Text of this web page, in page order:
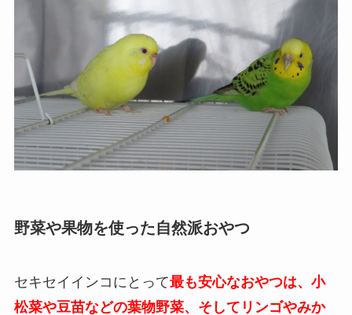
野菜や果物を使った自然派おやつ
セキセイインコにとって最も安心なおやつは、小
松菜や豆苗などの葉物野菜、そしてリンゴやみか